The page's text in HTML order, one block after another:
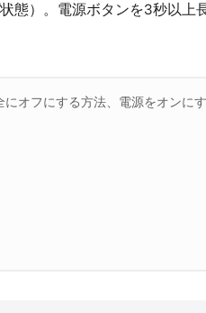
）。電源ボタンを3秒以上
オフにする方法、電源をオンに